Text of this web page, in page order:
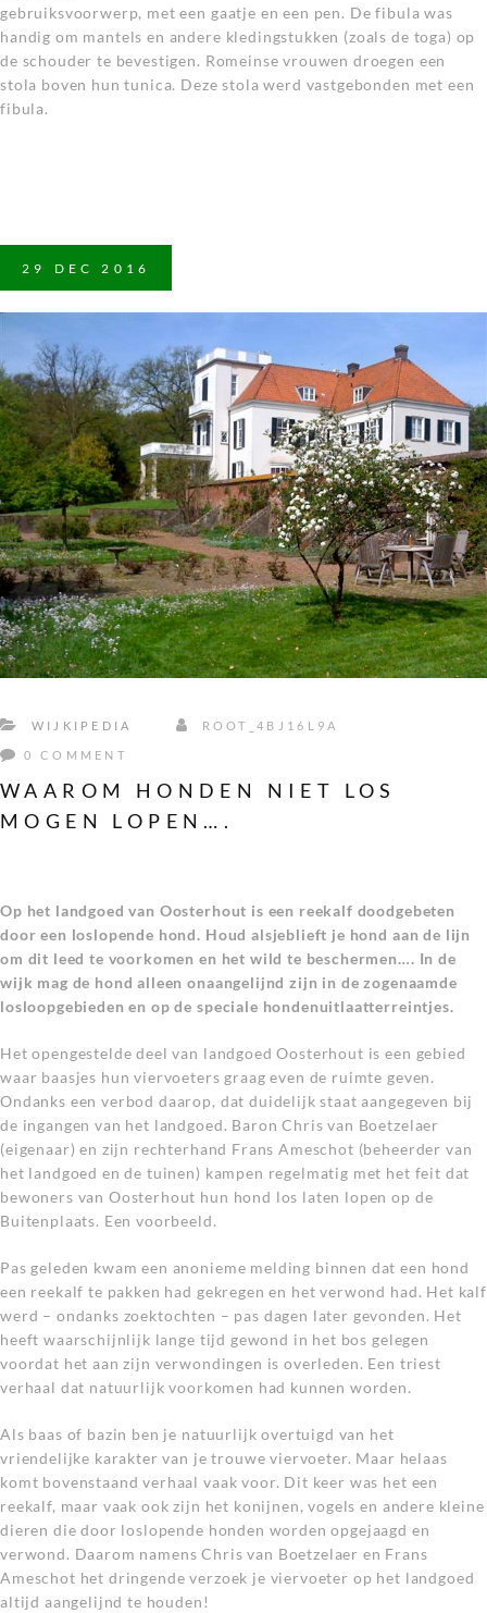
gebruiksvoorwerp, met een gaatje en een pen. De fibula was
handig om mantels en andere kledingstukken (zoals de toga) op
de schouder te bevestigen. Romeinse vrouwen droegen een
stola boven hun tunica. Deze stola werd vastgebonden met een
fibula.
29 DEC 2016
WIJKIPEDIA ROOT_4BJ16L9A
0 COMMENT
WAAROM HONDEN NIET LOS
MOGEN LOPEN….
Op het landgoed van Oosterhout is een reekalf doodgebeten
door een loslopende hond. Houd alsjeblieft je hond aan de lijn
om dit leed te voorkomen en het wild te beschermen…. In de
wijk mag de hond alleen onaangelijnd zijn in de zogenaamde
losloopgebieden en op de speciale hondenuitlaatterreintjes.
Het opengestelde deel van landgoed Oosterhout is een gebied
waar baasjes hun viervoeters graag even de ruimte geven.
Ondanks een verbod daarop, dat duidelijk staat aangegeven bij
de ingangen van het landgoed. Baron Chris van Boetzelaer
(eigenaar) en zijn rechterhand Frans Ameschot (beheerder van
het landgoed en de tuinen) kampen regelmatig met het feit dat
bewoners van Oosterhout hun hond los laten lopen op de
Buitenplaats. Een voorbeeld.
Pas geleden kwam een anonieme melding binnen dat een hond
een reekalf te pakken had gekregen en het verwond had. Het kalf
werd – ondanks zoektochten – pas dagen later gevonden. Het
heeft waarschijnlijk lange tijd gewond in het bos gelegen
voordat het aan zijn verwondingen is overleden. Een triest
verhaal dat natuurlijk voorkomen had kunnen worden.
Als baas of bazin ben je natuurlijk overtuigd van het
vriendelijke karakter van je trouwe viervoeter. Maar helaas
komt bovenstaand verhaal vaak voor. Dit keer was het een
reekalf, maar vaak ook zijn het konijnen, vogels en andere kleine
dieren die door loslopende honden worden opgejaagd en
verwond. Daarom namens Chris van Boetzelaer en Frans
Ameschot het dringende verzoek je viervoeter op het landgoed
altijd aangelijnd te houden!